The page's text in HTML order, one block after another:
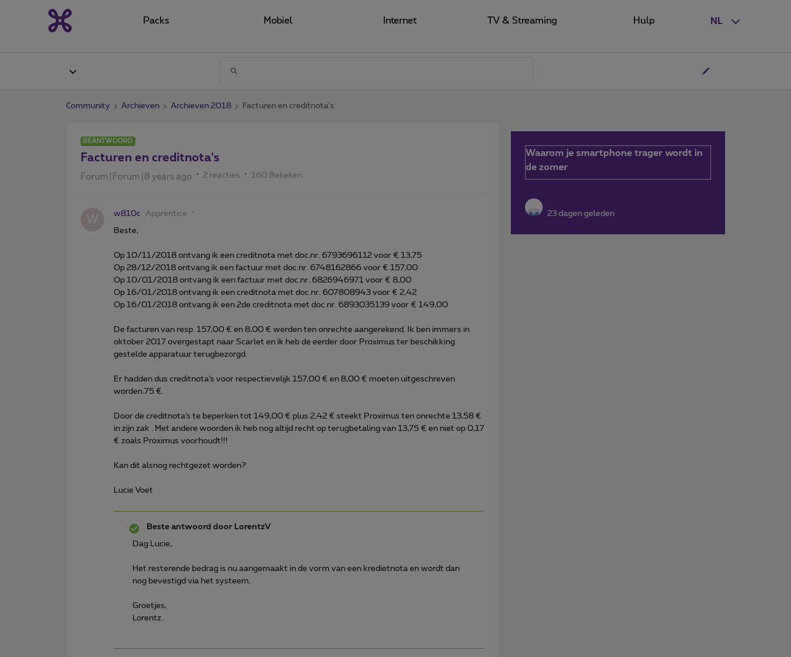
NL
Packs Mobiel Internet TV & Streaming Hulp
Community Archieven Archieven 2018 Facturen en creditnota's
BEANTWOORD
Facturen en creditnota's
Forum|Forum|8 years ago 2 reacties 160 Bekeken
W w810c Apprentice
Beste,
Op 10/11/2018 ontvang ik een creditnota met doc.nr. 6793696112 voor € 13,75
Op 28/12/2018 ontvang ik een factuur met doc.nr. 6748162866 voor € 157,00
Op 10/01/2018 ontvang ik een factuur met doc.nr. 6826946971 voor € 8,00
Op 16/01/2018 ontvang ik een creditnota met doc.nr. 607808943 voor € 2,42
Op 16/01/2018 ontvang ik een 2de creditnota met doc.nr. 6893035139 voor € 149,00
De facturen van resp. 157,00 € en 8,00 € werden ten onrechte aangerekend. Ik ben immers in
oktober 2017 overgestapt naar Scarlet en ik heb de eerder door Proximus ter beschikking
gestelde apparatuur terugbezorgd.
Er hadden dus creditnota’s voor respectievelijk 157,00 € en 8,00 € moeten uitgeschreven
worden.75 €.
Door de creditnota’s te beperken tot 149,00 € plus 2,42 € steekt Proximus ten onrechte 13,58 €
in zijn zak . Met andere woorden ik heb nog altijd recht op terugbetaling van 13,75 € en niet op 0,17
€ zoals Proximus voorhoudt!!!
Kan dit alsnog rechtgezet worden?
Lucie Voet
Beste antwoord door LorentzV
Dag Lucie,
Het resterende bedrag is nu aangemaakt in de vorm van een kredietnota en wordt dan
nog bevestigd via het systeem.
Groetjes,
Lorentz.
Waarom je smartphone trager wordt in
de zomer
23 dagen geleden